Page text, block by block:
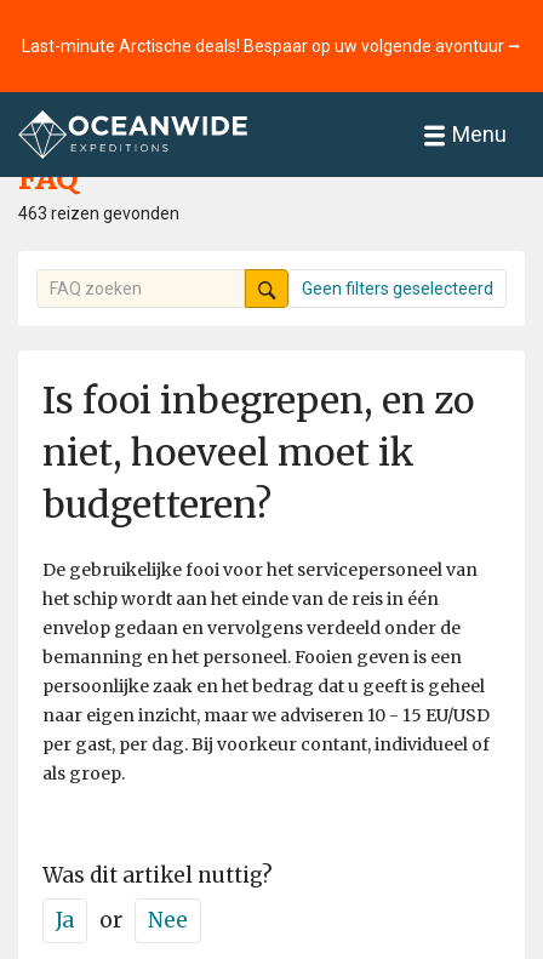
Last-minute Arctische deals! Bespaar op uw volgende avontuur ⭢
Menu
Home
FAQ
463 reizen gevonden
Geen filters geselecteerd
Is fooi inbegrepen, en zo
niet, hoeveel moet ik
budgetteren?
De gebruikelijke fooi voor het servicepersoneel van
het schip wordt aan het einde van de reis in één
envelop gedaan en vervolgens verdeeld onder de
bemanning en het personeel. Fooien geven is een
persoonlijke zaak en het bedrag dat u geeft is geheel
naar eigen inzicht, maar we adviseren 10 - 15 EU/USD
per gast, per dag. Bij voorkeur contant, individueel of
als groep.
Was dit artikel nuttig?
Ja
or Nee